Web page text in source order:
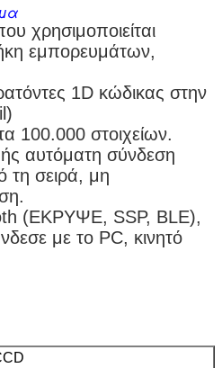
χρησιμοποιείται
εμπορευμάτων,
1D κώδικας στην
100.000 στοιχείων.
αυτόματη σύνδεση
τη σειρά, μη
(ΕΚΡΥΨΕ, SSP, BLE),
με το PC, κινητό